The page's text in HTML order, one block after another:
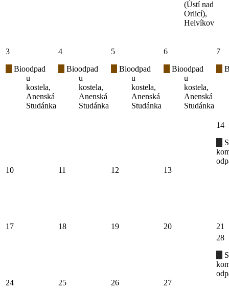
(Ústí nad
Orlicí),
Helvíkov
3
Bioodpad
u
kostela,
Anenská
Studánka
4
Bioodpad
u
kostela,
Anenská
Studánka
5
Bioodpad
u
kostela,
Anenská
Studánka
6
Bioodpad
u
kostela,
Anenská
Studánka
7
10 11 12 13
14
17 18 19 20 21
24 25 26 27
28